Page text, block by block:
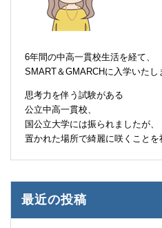
6年間の中高一貫校生活を経て、
SMART＆GMARCHに入学いたし
思考力を伴う試験がある
公立中高一貫校、
国公立大学には振られましたが、
置かれた場所で綺麗に咲くことを
最近の投稿